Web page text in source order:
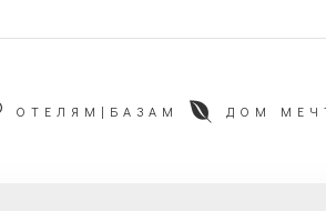
ОТЕЛЯМ|БАЗАМ ДОМ